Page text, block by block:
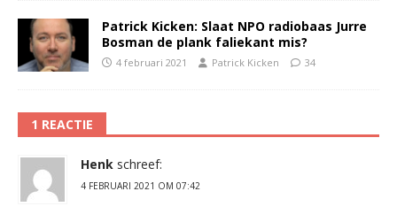
Patrick Kicken: Slaat NPO radiobaas Jurre
Bosman de plank faliekant mis?
4 februari 2021 Patrick Kicken 34
1 REACTIE
Henk schreef:
4 FEBRUARI 2021 OM 07:42